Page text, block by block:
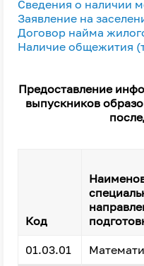
Сведения о наличии
Заявление на
Договор найма
Наличие общежития
Предоставление
выпускников
Код
01.03.01